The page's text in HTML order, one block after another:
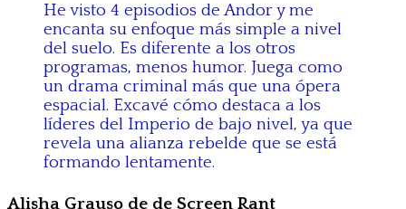
He visto 4 episodios de Andor y me
encanta su enfoque más simple a nivel
del suelo. Es diferente a los otros
programas, menos humor. Juega como
un drama criminal más que una ópera
espacial. Excavé cómo destaca a los
líderes del Imperio de bajo nivel, ya que
revela una alianza rebelde que se está
formando lentamente.
Alisha Grauso de de Screen Rant